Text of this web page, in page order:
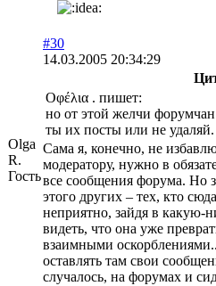
Olga
R.
Гость
#30
14.03.2005 20:34:29
Οφέλια . пишет:
но от этой желчи
ты их посты или не удаляй.
Сама я, конечно, не
модератору, нужно в
все сообщения форума. Но
этого других – тех, кто
неприятно, зайдя в какую-
видеть, что она уже
взаимными
оставлять там свои
случалось, на форумах и